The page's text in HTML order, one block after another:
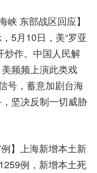
峡 东部战区回应】
5月10日，美“罗亚
炒作。中国人民解
频频上演此类戏
号，蓄意加剧台海
坚决反制一切威胁
例】上海新增本土新
例，新增本土死